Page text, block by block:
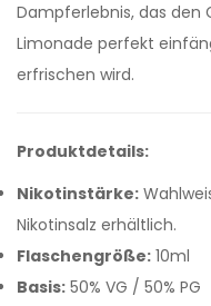
Dampferlebnis, das den
Limonade perfekt
erfrischen wird.
Produktdetails:
Nikotinstärke:
Nikotinsalz erhältlich.
Flaschengröße: 10ml
Basis: 50% VG / 50% PG